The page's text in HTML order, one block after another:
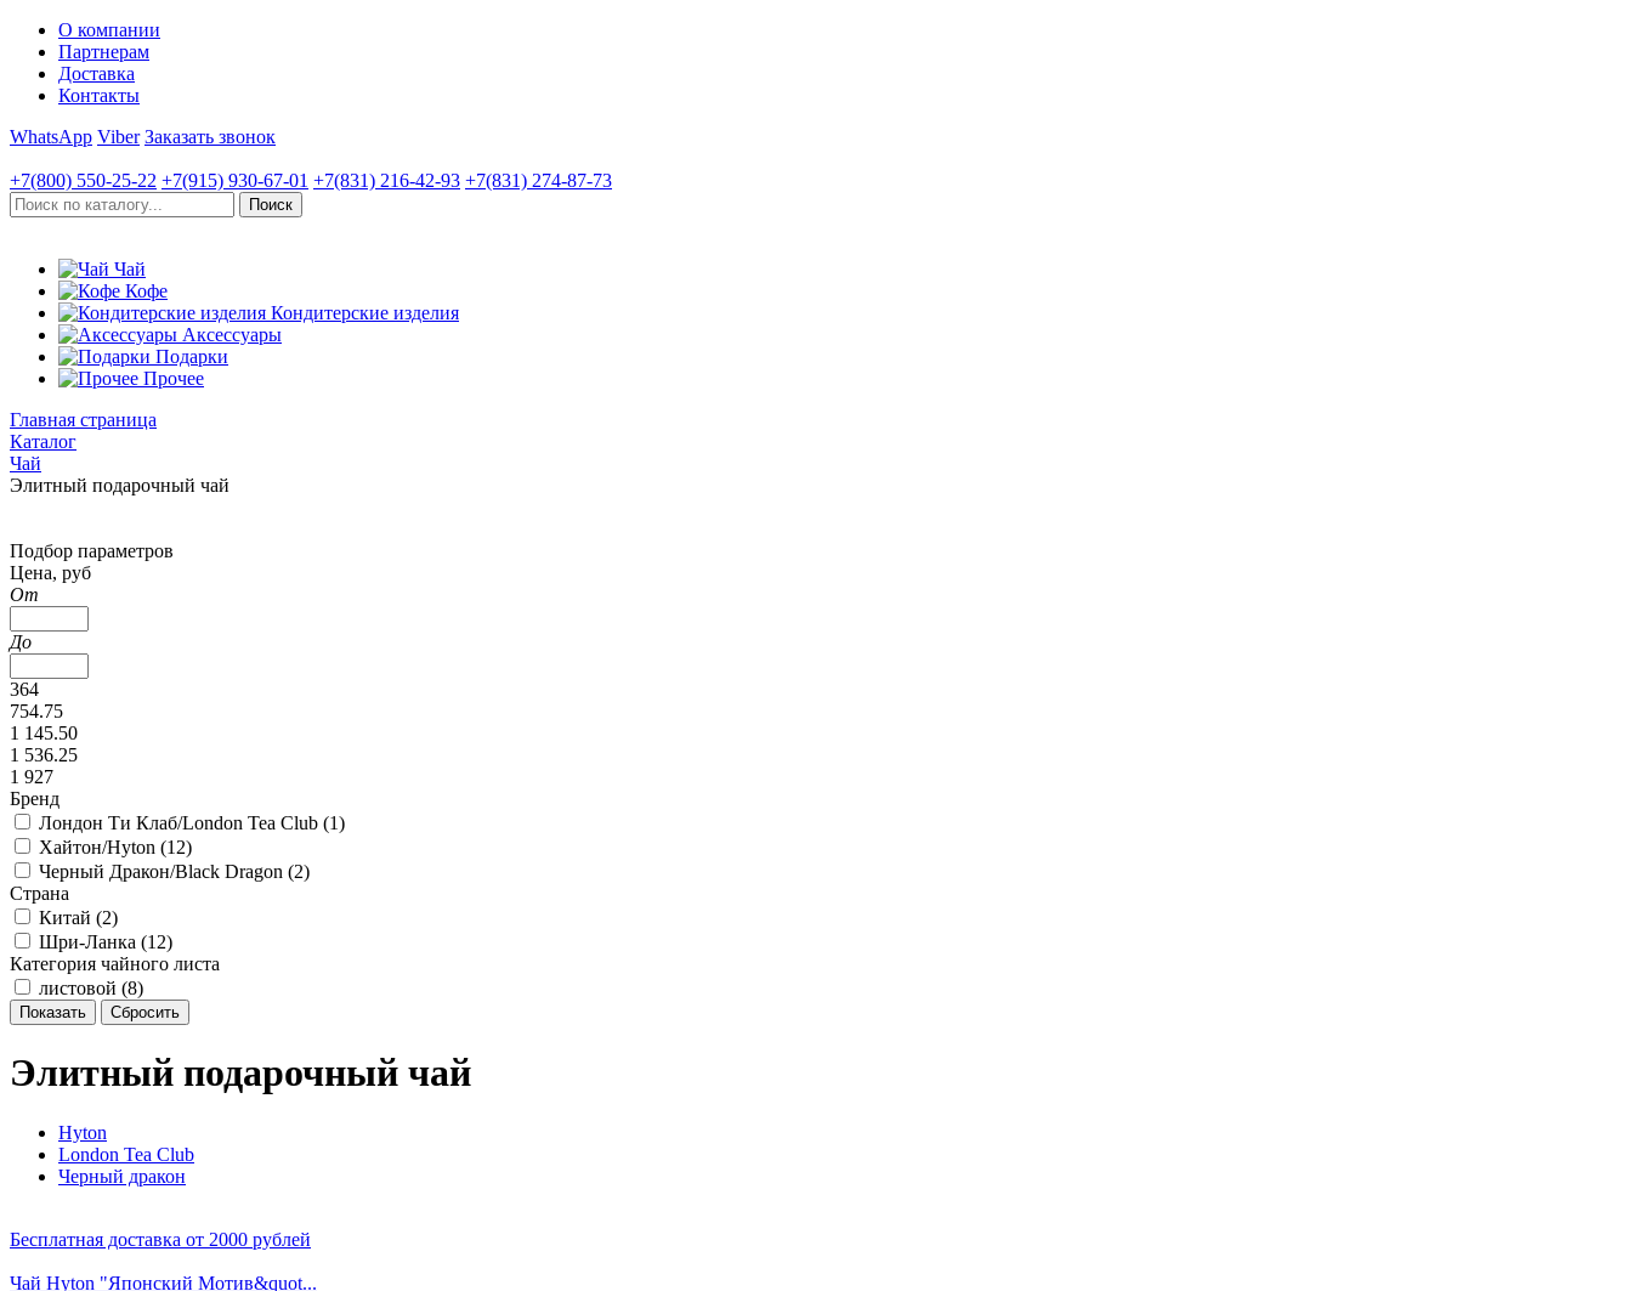
О компании
Партнерам
Доставка
Контакты
WhatsApp Viber Заказать звонок
+7(800) 550-25-22 +7(915) 930-67-01 +7(831) 216-42-93 +7(831) 274-87-73
Чай
Кофе
Кондитерские изделия
Аксессуары
Подарки
Прочее
Главная страница
Каталог
Чай
Элитный подарочный чай
Подбор параметров
Цена, руб
От
До
364
754.75
1 145.50
1 536.25
1 927
Бренд
Лондон Ти Клаб/London Tea Club (1)
Хайтон/Hyton (12)
Черный Дракон/Black Dragon (2)
Страна
Китай (2)
Шри-Ланка (12)
Категория чайного листа
листовой (8)
Элитный подарочный чай
Hyton
London Tea Club
Черный дракон
Бесплатная доставка от 2000 рублей
Чай Hyton "Японский Мотив&quot...